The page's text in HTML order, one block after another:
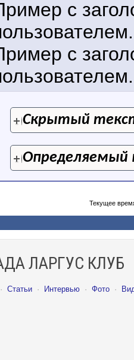
с
с
Скрытый
Определяемый
Текущее
ЛАРГУС КЛУБ
· Статьи · Интервью · Фото ·